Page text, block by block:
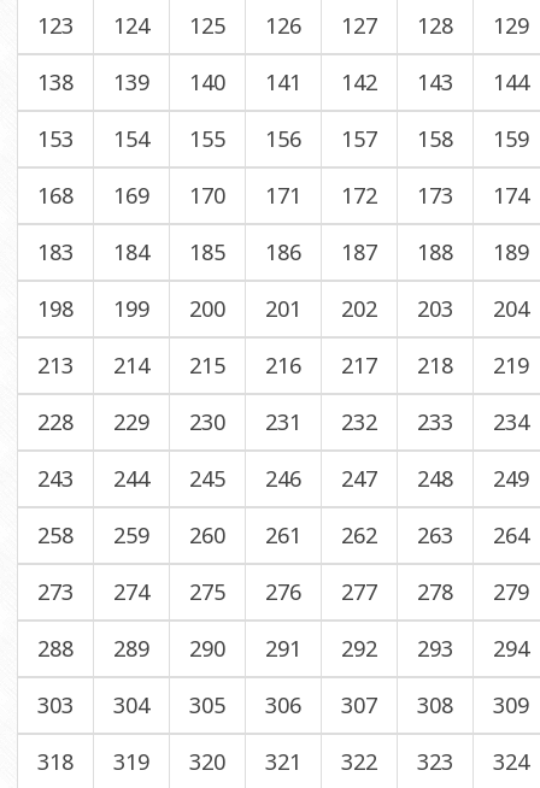
123
124 125 126 127 128
129
138
139 140 141 142 143
144
153
154 155 156 157 158
159
168
169 170 171 172 173
174
183
184 185 186 187 188
189
198
199 200 201 202 203
204
213
214 215 216 217 218
219
228
229 230 231 232 233
234
243
244 245 246 247 248
249
258
259 260 261 262 263
264
273
274 275 276 277 278
279
288
289 290 291 292 293
294
303
304 305 306 307 308
309
318
319 320 321 322 323 324